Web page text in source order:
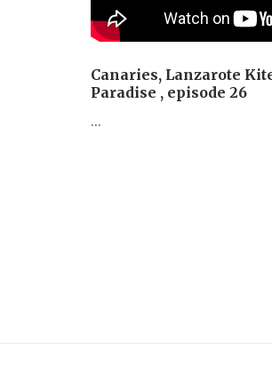
Canaries, Lanzarote
Paradise , episode 26
...